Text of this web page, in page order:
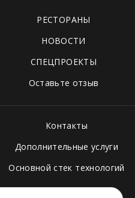
РЕСТОРАНЫ
НОВОСТИ
СПЕЦПРОЕКТЫ
Оставьте отзыв
Контакты
Дополнительные услуги
Основной стек технологий